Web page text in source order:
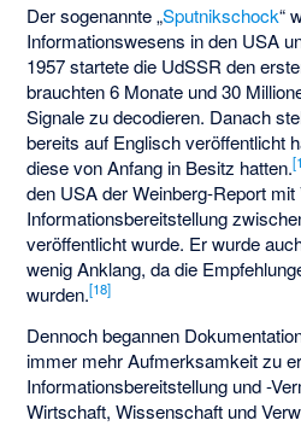
Der sogenannte „Sputnikschock“
Informationswesens in den USA
1957 startete die UdSSR den
brauchten 6 Monate und 30
Signale zu decodieren. Danach
bereits auf Englisch veröffentlicht
diese von Anfang in Besitz hatten.[
den USA derWeinberg-Report mit
Informationsbereitstellung
veröffentlicht wurde. Er wurde
wenig Anklang, da die
wurden.[18]
Dennoch begannen
immer mehr Aufmerksamkeit zu
Informationsbereitstellung und -
Wirtschaft, Wissenschaft und